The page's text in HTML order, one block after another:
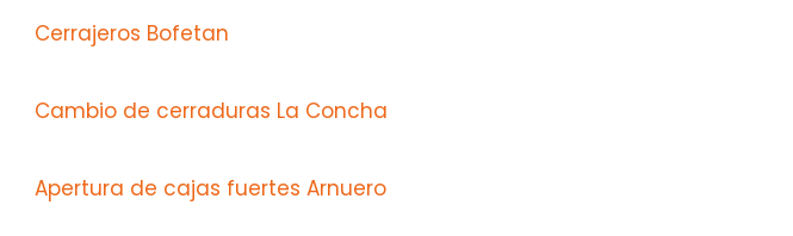
Cerrajeros Bofetan
Cambio de cerraduras La Concha
Apertura de cajas fuertes Arnuero